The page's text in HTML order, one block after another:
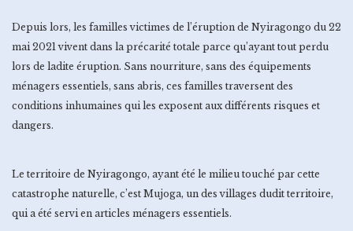
Depuis lors, les familles victimes de l’éruption de Nyiragongo du 22
mai 2021 vivent dans la précarité totale parce qu’ayant tout perdu
lors de ladite éruption. Sans nourriture, sans des équipements
ménagers essentiels, sans abris, ces familles traversent des
conditions inhumaines qui les exposent aux différents risques et
dangers.
Le territoire de Nyiragongo, ayant été le milieu touché par cette
catastrophe naturelle, c’est Mujoga, un des villages dudit territoire,
qui a été servi en articles ménagers essentiels.